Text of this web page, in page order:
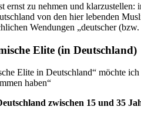
ernst zu nehmen und
von den hier lebenden
Wendungen „deutscher
Elite (in Deutschland)
Elite in Deutschland“ möchte
haben“
zwischen 15 und 35